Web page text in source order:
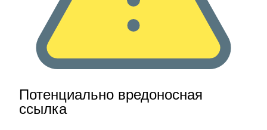
Потенциально вредоносная
ссылка